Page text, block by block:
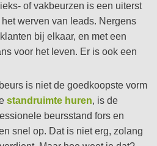
of vakbeurzen is een uiterst
werven van leads. Nergens
bij elkaar, en met een
voor het leven. Er is ook een
is niet de goedkoopste vorm
standruimte huren, is de
beursstand fors en
snel op. Dat is niet erg, zolang